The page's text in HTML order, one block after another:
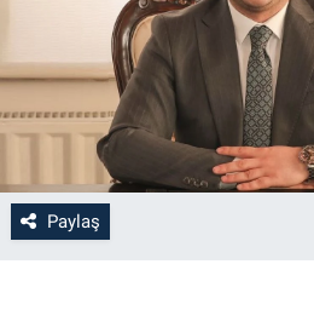
Paylaş
Kültür
3.Sayfa
Medya
Bilim-Tek